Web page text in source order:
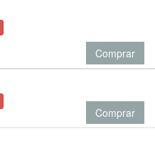
Comprar
Comprar